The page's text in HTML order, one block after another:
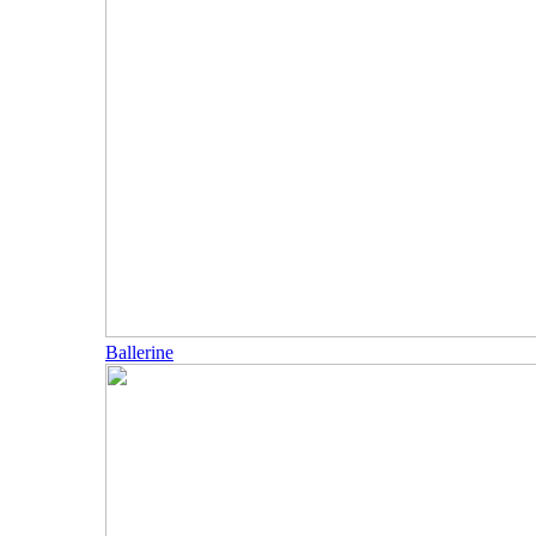
Ballerine